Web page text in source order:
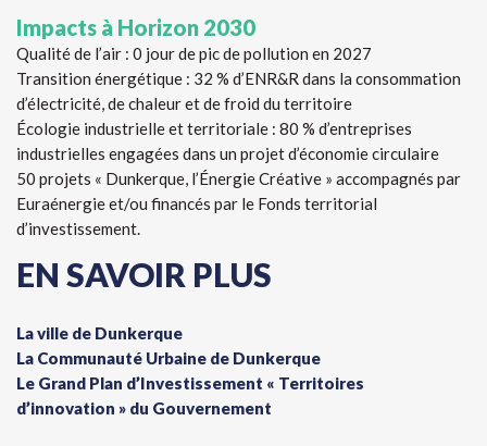
Impacts à Horizon 2030
Qualité de l’air : 0 jour de pic de pollution en 2027
Transition énergétique : 32 % d’ENR&R dans la consommation
d’électricité, de chaleur et de froid du territoire
Écologie industrielle et territoriale : 80 % d’entreprises
industrielles engagées dans un projet d’économie circulaire
50 projets « Dunkerque, l’Énergie Créative » accompagnés par
Euraénergie et/ou financés par le Fonds territorial
d’investissement.
EN SAVOIR PLUS
La ville de Dunkerque
La Communauté Urbaine de Dunkerque
Le Grand Plan d’Investissement « Territoires
d’innovation » du Gouvernement